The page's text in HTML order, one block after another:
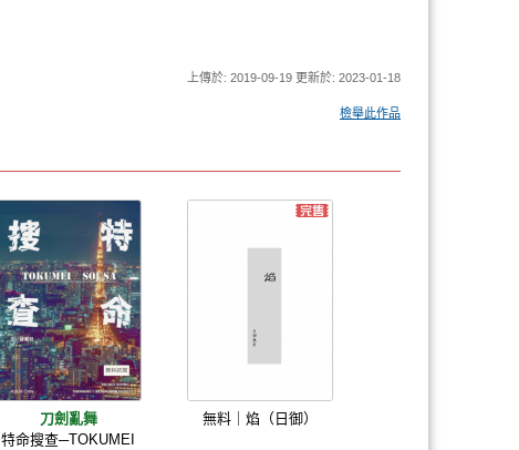
上傳於: 2019-09-19 更新於: 2023-01-18
檢舉此作品
刀劍亂舞
特命搜查─TOKUMEI
無料｜焰（日御）